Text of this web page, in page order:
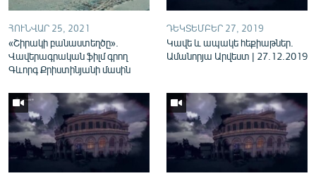
ՀԵՏԵՎԵՔ ՄԵԶ
«Ազատության» բոլոր կայքերը
ՀՈՒՆՎԱՐ 25, 2021
«Շիրակի բանաստեղծը».
Վավերագրական ֆիլմ գրող
Գևորգ Քրիստինյանի մասին
ԴԵԿՏԵՄԲԵՐ 27, 2019
Կավե և ապակե հեքիաթներ.
Ամանորյա Արվեստ | 27.12.2019